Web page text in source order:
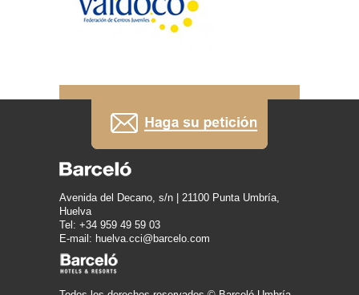
Avenida del Decano, s/n | 21100 Punta Umbría,
Huelva
Tel: +34 959 49 59 03
E-mail: huelva.cci@barcelo.com